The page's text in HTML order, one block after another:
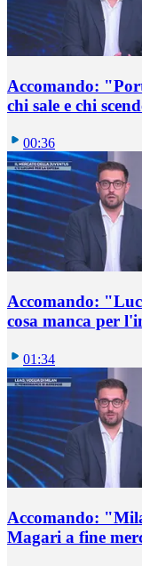
Accomando:
chi sale e chi
00:36
Accomando:
cosa manca per
01:34
Accomando:
Magari a fine